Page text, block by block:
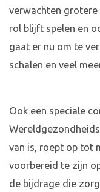
verwachten
rol blijft spelen en
gaat er nu om te
schalen en veel
Ook een speciale
van is, roept op tot
voorbereid te zijn
de bijdrage die